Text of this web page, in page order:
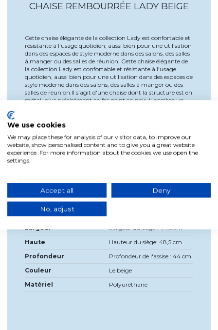
CHAISE REMBOURRÉE LADY BEIGE
Cette chaise élégante de la collection Lady est confortable et
résistante à l'usage quotidien, aussi bien pour une utilisation
dans des espaces de style moderne dans des salons, des salles
à manger ou des salles de réunion. Cette chaise élégante de
la collection Lady est confortable et résistante à l'usage
quotidien, aussi bien pour une utilisation dans des espaces de
style moderne dans des salons, des salles à manger ou des
salles de réunion.Il s'agit d'une chaise dont la structure est en
métal, plus précisément en fer peint en noir. Il possède un
pelucheux, en PU (polyuréthane haute résistance) avec une
commune et régénérée.Dimensions : Hauteur totale de la
chaise : 105 cm, Surface d'assise : 44,5 cm x 44 cm, Largeur
du dossier : 33 cm, Hauteur du dossier : 62 cm.*Assemblage
facile
Détails du produit
Largeur
Largeur du siège : 44,5 cm
Haute
Hauteur du siège: 48,5 cm
Profondeur
Profondeur de l'assise : 44 cm
Couleur
Le beige
Matériel
Polyuréthane
We use cookies
We may place these for analysis of our visitor data, to improve our
website, show personalised content and to give you a great website
experience. For more information about the cookies we use open the
settings.
Accept all Deny
No, adjust